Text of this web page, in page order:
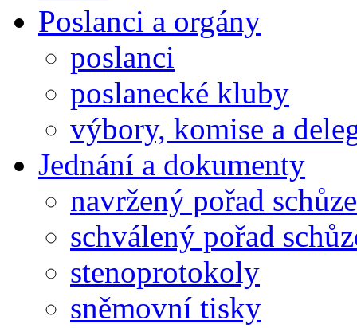
Poslanci a orgány
poslanci
poslanecké kluby
výbory, komise a
Jednání a dokumenty
navržený pořad schůze
schválený pořad
stenoprotokoly
sněmovní tisky